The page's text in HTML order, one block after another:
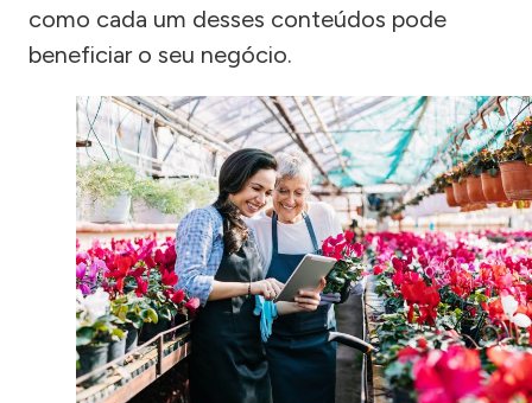
como cada um desses conteúdos pode
beneficiar o seu negócio.